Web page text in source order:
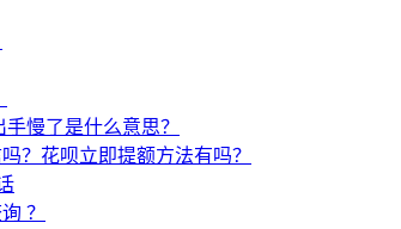
慢了是什么意思？
？花呗立即提额方法有吗？
？